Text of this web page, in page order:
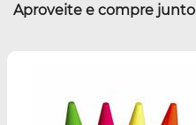
Aproveite e compre junto